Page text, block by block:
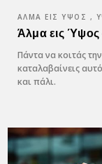
ΆΛΜΑ ΕΙΣ ΎΨΟΣ ,
Άλμα εις Ύψος
Πάντα να κοιτάς
καταλαβαίνεις
και πάλι.